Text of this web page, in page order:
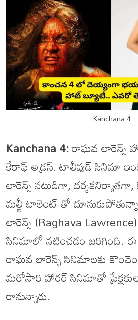
Kanchana 4
Kanchana 4:రాఘవ లారెన్స్
కేరాఫ్ అడ్రస్. టాలీవుడ్ సినిమా
లారెన్స్ నటుడిగా,
మల్టీ టాలెంట్ తో
లారెన్స్ (Raghava
సినిమాలో నటించడం జరిగింది.
రాఘవ లారెన్స్ సినిమాలకు కొంచెం
మరోసారి హారర్ సినిమాతో ప్రేక్షకుల
రానున్నారు.